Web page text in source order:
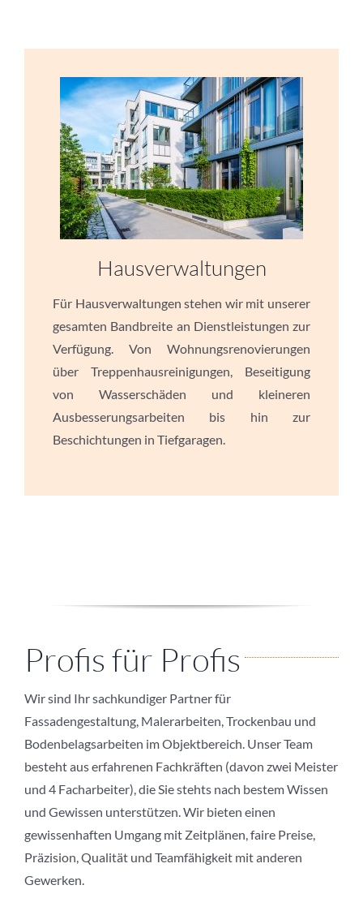
Hausverwaltungen
Für Hausverwaltungen stehen wir mit unserer
gesamten Bandbreite an Dienstleistungen zur
Verfügung. Von Wohnungsrenovierungen
über Treppenhausreinigungen, Beseitigung
von Wasserschäden und kleineren
Ausbesserungsarbeiten bis hin zur
Beschichtungen in Tiefgaragen.
Profis für Profis
Wir sind Ihr sachkundiger Partner für
Fassadengestaltung, Malerarbeiten, Trockenbau und
Bodenbelagsarbeiten im Objektbereich. Unser Team
besteht aus erfahrenen Fachkräften (davon zwei Meister
und 4 Facharbeiter), die Sie stehts nach bestem Wissen
und Gewissen unterstützen. Wir bieten einen
gewissenhaften Umgang mit Zeitplänen, faire Preise,
Präzision, Qualität und Teamfähigkeit mit anderen
Gewerken.